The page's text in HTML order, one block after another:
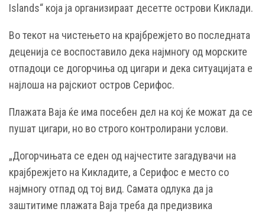
Islands“ која ја организираат десетте острови Киклади.
Во текот на чистењето на крајбрежјето во последната
деценија се воспоставило дека најмногу од морските
отпадоци се догорчиња од цигари и дека ситуацијата е
најлоша на рајскиот остров Серифос.
Плажата Ваја ќе има посебен дел на кој ќе можат да се
пушат цигари, но во строго контролирани услови.
„Догорчињата се еден од најчестите загадувачи на
крајбрежјето на Кикладите, а Серифос е место со
најмногу отпад од тој вид. Самата одлука да ја
заштитиме плажата Ваја треба да предизвика